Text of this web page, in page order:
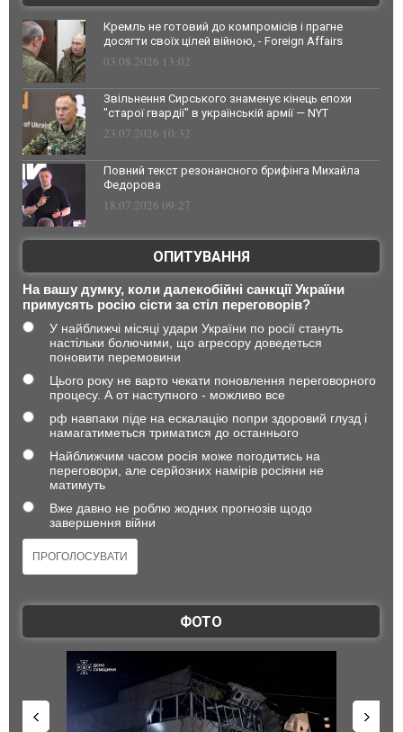
Кремль не готовий до компромісів і прагне
досягти своїх цілей війною, - Foreign Affairs
03.08.2026 13:02
Звільнення Сирського знаменує кінець епохи
"старої гвардії" в українській армії — NYT
23.07.2026 10:32
Повний текст резонансного брифінга Михайла
Федорова
18.07.2026 09:27
ОПИТУВАННЯ
На вашу думку, коли далекобійні санкції України
примусять росію сісти за стіл переговорів?
У найближчі місяці удари України по росії стануть
настільки болючими, що агресору доведеться
поновити перемовини
Цього року не варто чекати поновлення переговорного
процесу. А от наступного - можливо все
рф навпаки піде на ескалацію попри здоровий глузд і
намагатиметься триматися до останнього
Найближчим часом росія може погодитись на
переговори, але серйозних намірів росіяни не
матимуть
Вже давно не роблю жодних прогнозів щодо
завершення війни
ФОТО